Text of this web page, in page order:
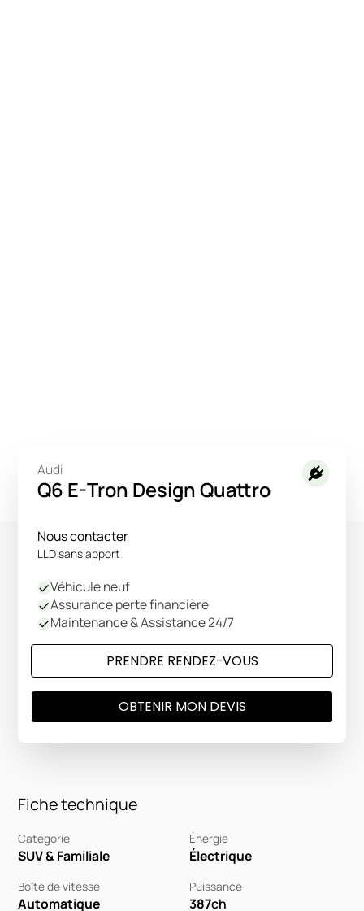
Fiche technique
Catégorie
SUV & Familiale
Énergie
Électrique
Boîte de vitesse
Automatique
Puissance
387ch
Audi
Q6 E-Tron Design Quattro
Nous contacter
LLD sans apport
Véhicule neuf
Assurance perte financière
Maintenance & Assistance 24/7
PRENDRE RENDEZ-VOUS
OBTENIR MON DEVIS